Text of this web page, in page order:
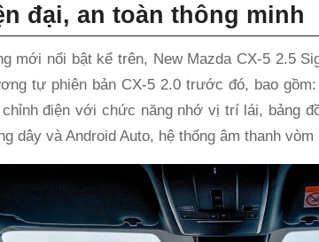
đại, an toàn thông minh
mới nổi bật kể trên, New Mazda CX-5 2.5
tự phiên bản CX-5 2.0 trước đó, bao
điện với chức năng nhớ vị trí lái, bảng
dây và Android Auto, hệ thống âm thanh vòm